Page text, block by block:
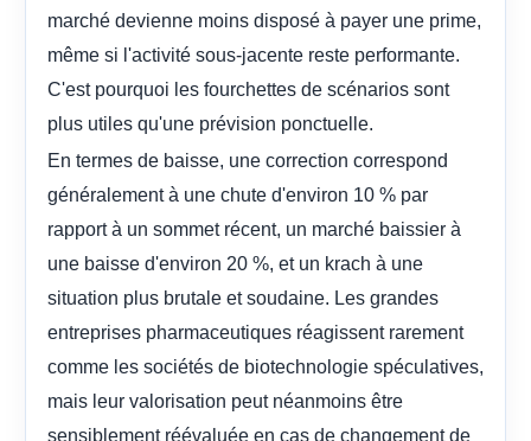
marché devienne moins disposé à payer une prime,
même si l'activité sous-jacente reste performante.
C'est pourquoi les fourchettes de scénarios sont
plus utiles qu'une prévision ponctuelle.
En termes de baisse, une correction correspond
généralement à une chute d'environ 10 % par
rapport à un sommet récent, un marché baissier à
une baisse d'environ 20 %, et un krach à une
situation plus brutale et soudaine. Les grandes
entreprises pharmaceutiques réagissent rarement
comme les sociétés de biotechnologie spéculatives,
mais leur valorisation peut néanmoins être
sensiblement réévaluée en cas de changement de